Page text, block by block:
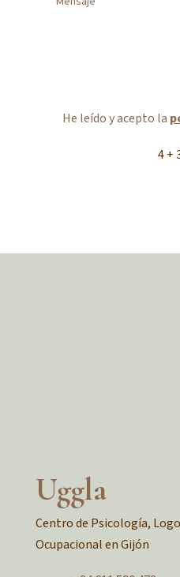
He leído y acepto la
4 +
Uggla
Centro de Psicología,
Ocupacional en Gijón